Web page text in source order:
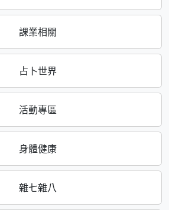
課業相關
占卜世界
活動專區
身體健康
雜七雜八